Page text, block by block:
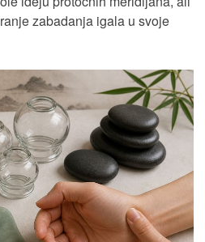
zabadanja igala u svoje